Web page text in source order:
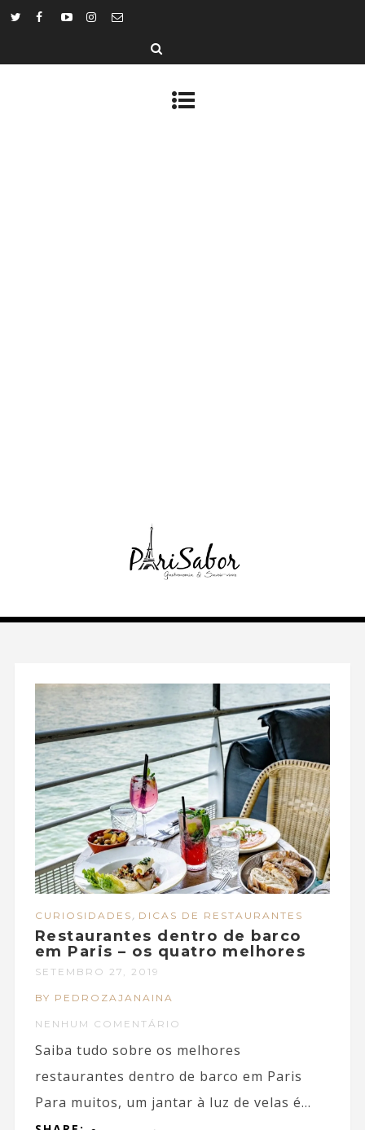
CURIOSIDADES , DICAS DE RESTAURANTES
Restaurantes dentro de barco
em Paris – os quatro melhores
SETEMBRO 27, 2019
BY PEDROZAJANAINA
NENHUM COMENTÁRIO
Saiba tudo sobre os melhores
restaurantes dentro de barco em Paris
Para muitos, um jantar à luz de velas é...